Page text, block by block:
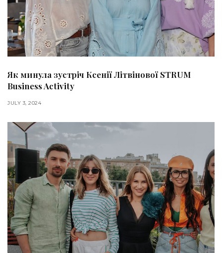
Як минула зустріч Ксенії Літвінової STRUM
Business Activity
JULY 3, 2024